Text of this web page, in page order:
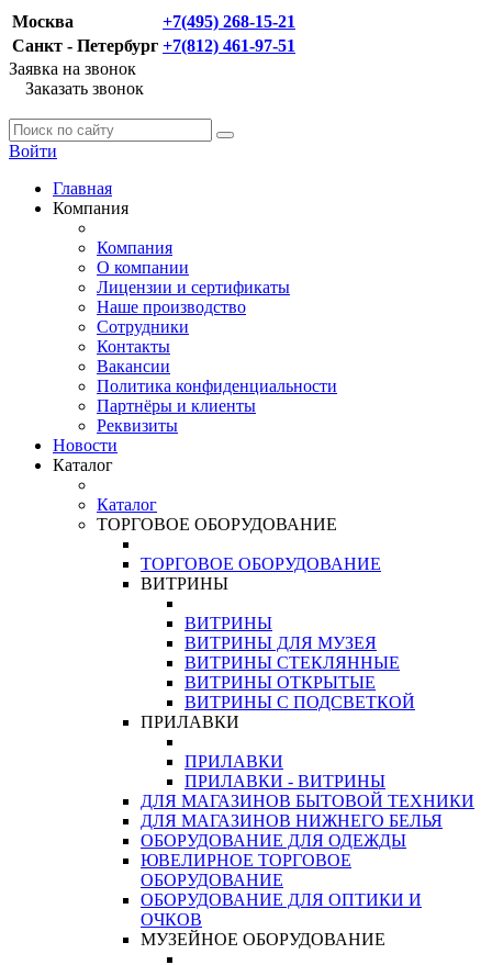
Москва
+7(495) 268-15-21
Санкт - Петербург +7(812) 461-97-51
Заявка на звонок
Заказать звонок
Войти
Главная
Компания
Компания
О компании
Лицензии и сертификаты
Наше производство
Сотрудники
Контакты
Вакансии
Политика конфиденциальности
Партнёры и клиенты
Реквизиты
Новости
Каталог
Каталог
ТОРГОВОЕ ОБОРУДОВАНИЕ
ТОРГОВОЕ ОБОРУДОВАНИЕ
ВИТРИНЫ
ВИТРИНЫ
ВИТРИНЫ ДЛЯ МУЗЕЯ
ВИТРИНЫ СТЕКЛЯННЫЕ
ВИТРИНЫ ОТКРЫТЫЕ
ВИТРИНЫ С ПОДСВЕТКОЙ
ПРИЛАВКИ
ПРИЛАВКИ
ПРИЛАВКИ - ВИТРИНЫ
ДЛЯ МАГАЗИНОВ БЫТОВОЙ ТЕХНИКИ
ДЛЯ МАГАЗИНОВ НИЖНЕГО БЕЛЬЯ
ОБОРУДОВАНИЕ ДЛЯ ОДЕЖДЫ
ЮВЕЛИРНОЕ ТОРГОВОЕ
ОБОРУДОВАНИЕ
ОБОРУДОВАНИЕ ДЛЯ ОПТИКИ И
ОЧКОВ
МУЗЕЙНОЕ ОБОРУДОВАНИЕ